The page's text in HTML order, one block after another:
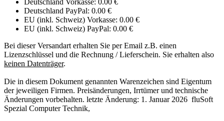
Deutschland PayPal: 0.00 €
EU (inkl. Schweiz) Vorkasse: 0.00 €
EU (inkl. Schweiz) PayPal: 0.00 €
Bei dieser Versandart erhalten Sie per Email z.B. einen
Lizenzschlüssel und die Rechnung / Lieferschein. Sie erhalten also
keinen Datenträger.
Die in diesem Dokument genannten Warenzeichen sind Eigentum
der jeweiligen Firmen. Preisänderungen, Irrtümer und technische
Änderungen vorbehalten. letzte Änderung: 1. Januar 2026 fluSoft
Spezial Computer Technik,